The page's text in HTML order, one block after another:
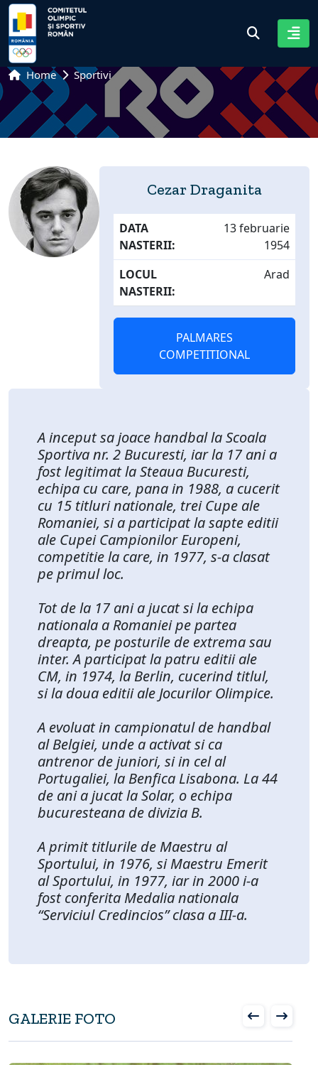
Home Sportivi
Cezar Draganita
DATA
NASTERII:
13 februarie
1954
LOCUL
NASTERII:
Arad
PALMARES
COMPETITIONAL
A inceput sa joace handbal la Scoala
Sportiva nr. 2 Bucuresti, iar la 17 ani a
fost legitimat la Steaua Bucuresti,
echipa cu care, pana in 1988, a cucerit
cu 15 titluri nationale, trei Cupe ale
Romaniei, si a participat la sapte editii
ale Cupei Campionilor Europeni,
competitie la care, in 1977, s-a clasat
pe primul loc.
Tot de la 17 ani a jucat si la echipa
nationala a Romaniei pe partea
dreapta, pe posturile de extrema sau
inter. A participat la patru editii ale
CM, in 1974, la Berlin, cucerind titlul,
si la doua editii ale Jocurilor Olimpice.
A evoluat in campionatul de handbal
al Belgiei, unde a activat si ca
antrenor de juniori, si in cel al
Portugaliei, la Benfica Lisabona. La 44
de ani a jucat la Solar, o echipa
bucuresteana de divizia B.
A primit titlurile de Maestru al
Sportului, in 1976, si Maestru Emerit
al Sportului, in 1977, iar in 2000 i-a
fost conferita Medalia nationala
“Serviciul Credincios” clasa a III-a.
GALERIE FOTO